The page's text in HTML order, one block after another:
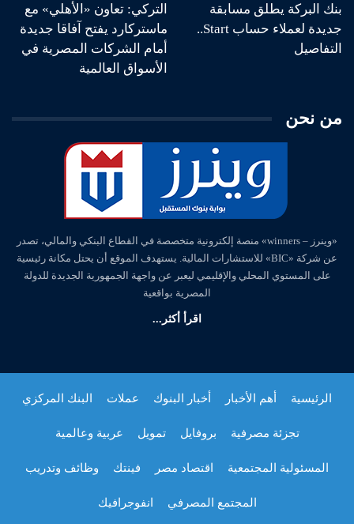
بنك البركة يطلق مسابقة
جديدة لعملاء حساب Start..
التفاصيل
التركي: تعاون «الأهلي» مع
ماستركارد يفتح آفاقا جديدة
أمام الشركات المصرية في
الأسواق العالمية
من نحن
«وينرز – winners» منصة إلكترونية متخصصة في القطاع البنكي والمالي، تصدر
عن شركة «BIC» للاستشارات المالية. يستهدف الموقع أن يحتل مكانة رئيسية
على المستوي المحلي والإقليمي ليعبر عن واجهة الجمهورية الجديدة للدولة
المصرية بواقعية
اقرأ أكثر...
الرئيسية أهم الأخبار أخبار البنوك عملات البنك المركزي
تجزئة مصرفية بروفايل تمويل عربية وعالمية
المسئولية المجتمعية اقتصاد مصر فينتك وظائف وتدريب
المجتمع المصرفي انفوجرافيك